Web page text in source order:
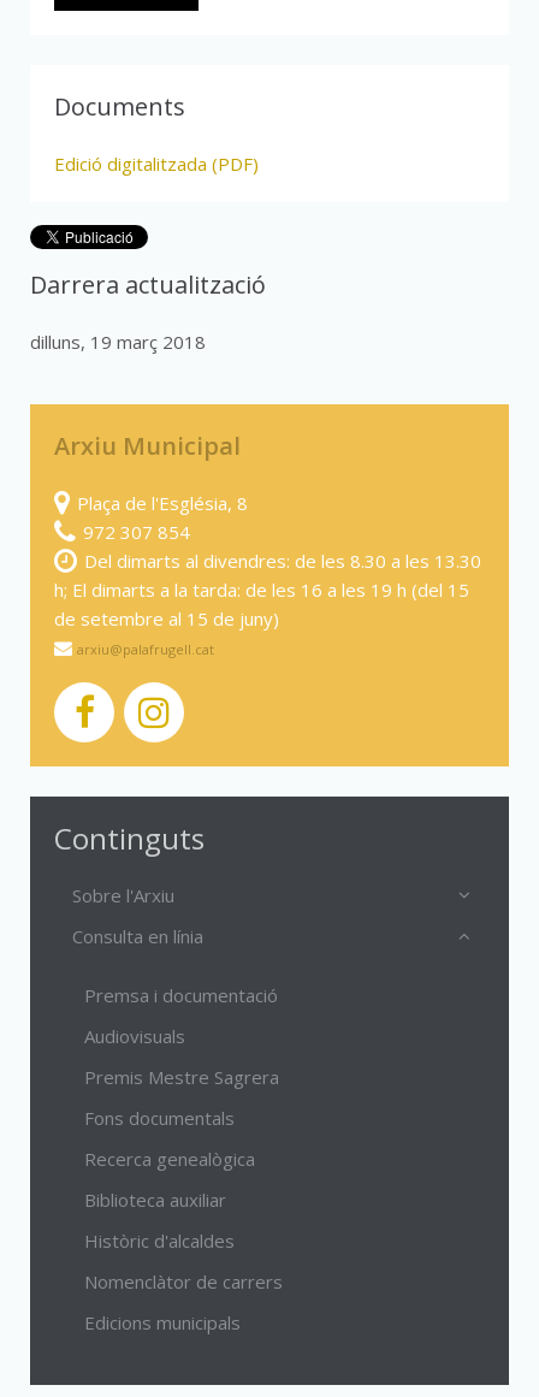
Documents
Edició digitalitzada (PDF)
Darrera actualització
dilluns, 19 març 2018
Arxiu Municipal
Plaça de l'Església, 8
972 307 854
Del dimarts al divendres: de les 8.30 a les 13.30
h; El dimarts a la tarda: de les 16 a les 19 h (del 15
de setembre al 15 de juny)
arxiu@palafrugell.cat
Continguts
Sobre l'Arxiu
Consulta en línia
Premsa i documentació
Audiovisuals
Premis Mestre Sagrera
Fons documentals
Recerca genealògica
Biblioteca auxiliar
Històric d'alcaldes
Nomenclàtor de carrers
Edicions municipals